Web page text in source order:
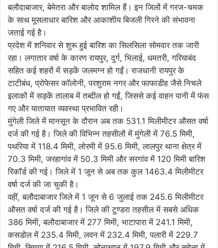
बलौदाबाजार, बेमेतरा और बालोद शामिल हैं। इन जिलों में गरज-चमक
के साथ मूसलाधार बारिश और आकाशीय बिजली गिरने की संभावना
जताई गई है।
प्रदेश में शनिवार से शुरू हुई बारिश का सिलसिला सोमवार तक जारी
रहा। लगातार वर्षा के कारण रायपुर, दुर्ग, भिलाई, धमतरी, गरियाबंद
सहित कई शहरों में सड़कें जलमग्न हो गईं। राजधानी रायपुर के
टाटीबंध, प्रोफेसर कॉलोनी, परशुराम नगर और फाफाडीह जैसे निचले
इलाकों में सड़कें तालाब में तब्दील हो गईं, जिससे कई वाहन पानी में फंस
गए और यातायात व्यवस्था प्रभावित रही।
मुंगेली जिले में मानसून के दौरान अब तक 531.1 मिलीमीटर औसत वर्षा
दर्ज की गई है। जिले की विभिन्न तहसीलों में मुंगेली में 76.5 मिमी,
पथरिया में 118.4 मिमी, लोरमी में 95.6 मिमी, लालपुर थाना क्षेत्र में
70.3 मिमी, जरहागांव में 50.3 मिमी और सरगांव में 120 मिमी बारिश
रिकॉर्ड की गई। जिले में 1 जून से अब तक कुल 1463.4 मिलीमीटर
वर्षा दर्ज की जा चुकी है।
वहीं, बलौदाबाजार जिले में 1 जून से 6 जुलाई तक 245.6 मिलीमीटर
औसत वर्षा दर्ज की गई है। जिले की टुण्डरा तहसील में सबसे अधिक
386 मिमी, बलौदाबाजार में 277 मिमी, भाटापारा में 241.1 मिमी,
कसडोल में 235.4 मिमी, लवन में 232.4 मिमी, पलारी में 229.7